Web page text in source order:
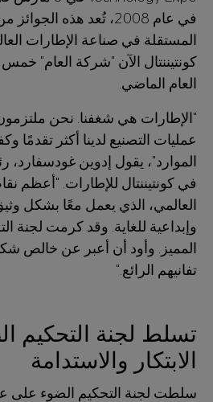
في عام 2008، تُعد هذه
المستقلة في صناعة الإطارات
كونتيننتال الآن "شركة العام"
العام الماضي.
"الإطارات هي شغفنا. نحن
عمليات التصنيع لدينا أكثر تقدمًا
الموارد"، يقول إدوين غودسفارد،
في كونتيننتال للإطارات. "أعظم
العالمي، الذي يعمل معًا بشكل
وإبداعية للغاية. وقد كرمت لجنة
المميز. وأود أن أعبر عن خالص
تفانيهم الرائع."
تسلط لجنة التحكيم
الابتكار والاستدامة
سلطت لجنة التحكيم الضوء على